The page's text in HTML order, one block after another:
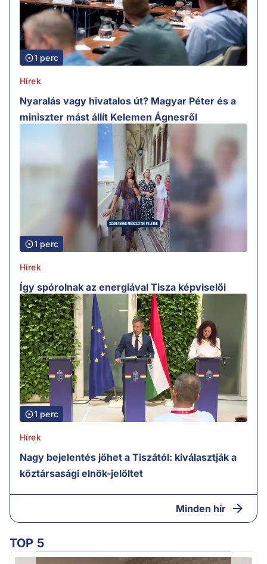
1 perc
Hírek
Nyaralás vagy hivatalos út? Magyar Péter és a
miniszter mást állít Kelemen Ágnesről
1 perc
Hírek
Így spórolnak az energiával Tisza képviselői
1 perc
Hírek
Nagy bejelentés jöhet a Tiszától: kiválasztják a
köztársasági elnök-jelöltet
Minden hír
TOP 5